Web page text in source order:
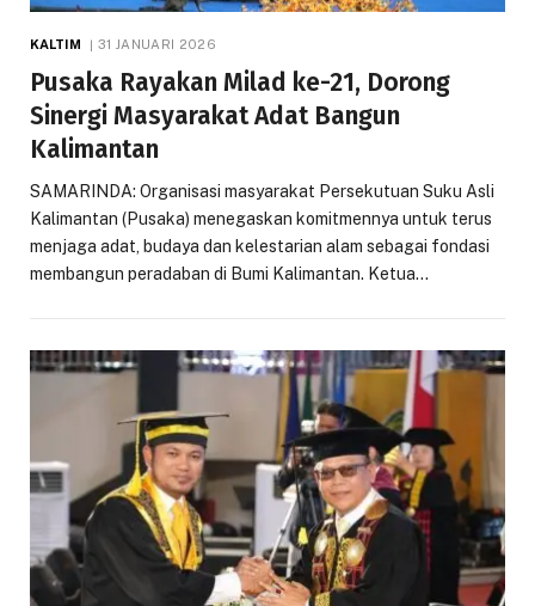
KALTIM 31 JANUARI 2026
Pusaka Rayakan Milad ke-21, Dorong
Sinergi Masyarakat Adat Bangun
Kalimantan
SAMARINDA: Organisasi masyarakat Persekutuan Suku Asli
Kalimantan (Pusaka) menegaskan komitmennya untuk terus
menjaga adat, budaya dan kelestarian alam sebagai fondasi
membangun peradaban di Bumi Kalimantan. Ketua…